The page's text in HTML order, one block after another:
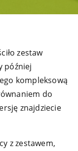
zestaw
później
kompleksową
do
znajdziecie
z zestawem,